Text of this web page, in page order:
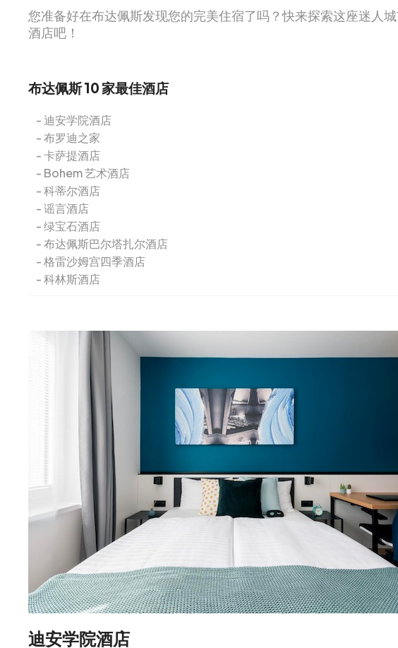
您准备好在布达佩斯发现您的完美住宿了吗？快来探索这座迷人
酒店吧！
布达佩斯 10 家最佳酒店
迪安学院酒店
布罗迪之家
卡萨提酒店
Bohem 艺术酒店
科蒂尔酒店
谣言酒店
绿宝石酒店
布达佩斯巴尔塔扎尔酒店
格雷沙姆宫四季酒店
科林斯酒店
迪安学院酒店